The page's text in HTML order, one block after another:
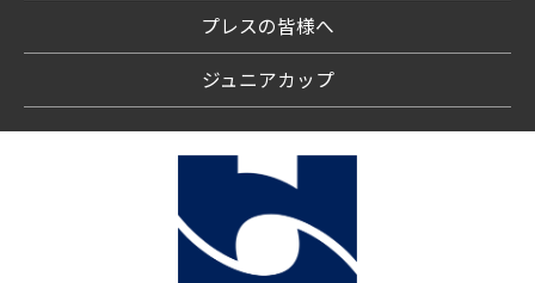
プレスの皆様へ
ジュニアカップ